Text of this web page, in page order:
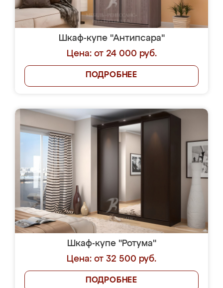
Шкаф-купе "Антипсара"
Цена: от 24 000 руб.
ПОДРОБНЕЕ
Шкаф-купе "Ротума"
Цена: от 32 500 руб.
ПОДРОБНЕЕ